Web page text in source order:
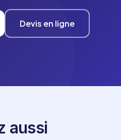
Devis en ligne
aussi